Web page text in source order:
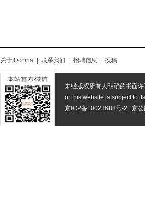
关于IDchina 联系我们 招聘信息 投稿
未经版权所有人明确的书面
of this website is subject to
京ICP备10023688号-2
京